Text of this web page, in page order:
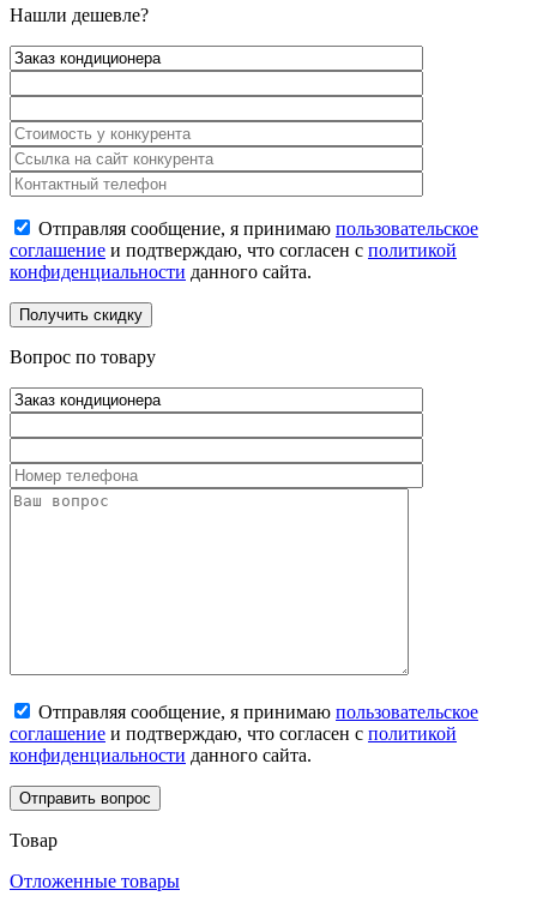
Нашли дешевле?
Отправляя сообщение, я принимаю пользовательское
соглашение и подтверждаю, что согласен с политикой
конфиденциальности данного сайта.
Вопрос по товару
Отправляя сообщение, я принимаю пользовательское
соглашение и подтверждаю, что согласен с политикой
конфиденциальности данного сайта.
Товар
Отложенные товары